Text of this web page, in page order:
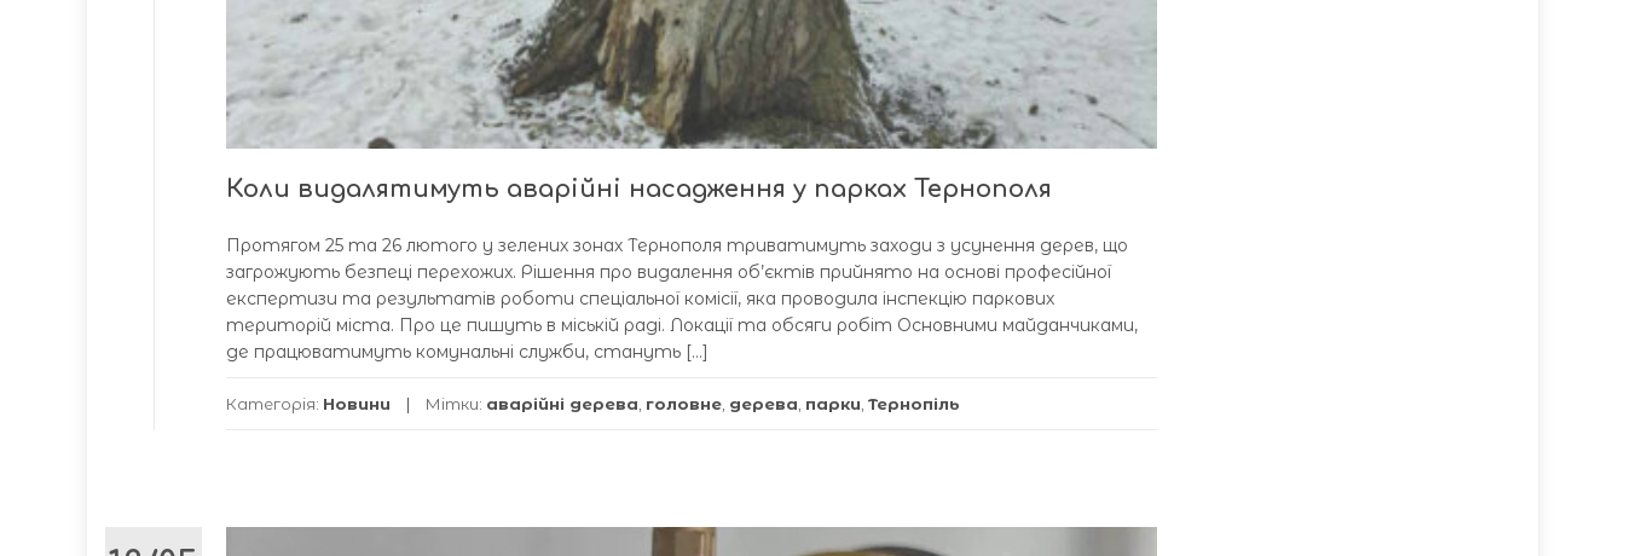
Коли видалятимуть аварійні насадження у парках Тернополя
Протягом 25 та 26 лютого у зелених зонах Тернополя триватимуть заходи з усунення дерев, що
загрожують безпеці перехожих. Рішення про видалення об’єктів прийнято на основі професійної
експертизи та результатів роботи спеціальної комісії, яка проводила інспекцію паркових
територій міста. Про це пишуть в міській раді. Локації та обсяги робіт Основними майданчиками,
де працюватимуть комунальні служби, стануть […]
Категорія: Новини Мітки: аварійні дерева головне дерева парки Тернопіль